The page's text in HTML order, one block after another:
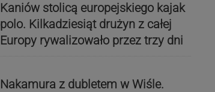
Kaniów stolicą europejskiego kajak
polo. Kilkadziesiąt drużyn z całej
Europy rywalizowało przez trzy dni
Nakamura z dubletem w Wiśle.